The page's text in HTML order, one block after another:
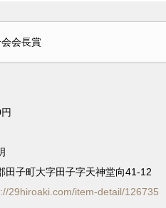
会長賞
田子町大字田子字天神堂向41-12
29hiroaki.com/item-detail/126735